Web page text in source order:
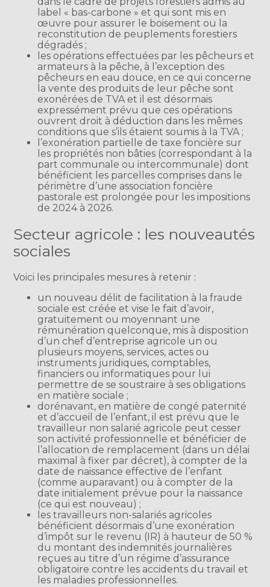
label « bas-carbone » et qui sont mis en
œuvre pour assurer le boisement ou la
reconstitution de peuplements forestiers
dégradés ;
les opérations effectuées par les pêcheurs et
armateurs à la pêche, à l’exception des
pêcheurs en eau douce, en ce qui concerne
la vente des produits de leur pêche sont
exonérées de TVA et il est désormais
expressément prévu que ces opérations
ouvrent droit à déduction dans les mêmes
conditions que s’ils étaient soumis à la TVA ;
l’exonération partielle de taxe foncière sur
les propriétés non bâties (correspondant à la
part communale ou intercommunale) dont
bénéficient les parcelles comprises dans le
périmètre d’une association foncière
pastorale est prolongée pour les impositions
de 2024 à 2026.
Secteur agricole : les nouveautés
sociales
Voici les principales mesures à retenir :
un nouveau délit de facilitation à la fraude
sociale est créée et vise le fait d’avoir,
gratuitement ou moyennant une
rémunération quelconque, mis à disposition
d’un chef d’entreprise agricole un ou
plusieurs moyens, services, actes ou
instruments juridiques, comptables,
financiers ou informatiques pour lui
permettre de se soustraire à ses obligations
en matière sociale ;
dorénavant, en matière de congé paternité
et d’accueil de l’enfant, il est prévu que le
travailleur non salarié agricole peut cesser
son activité professionnelle et bénéficier de
l’allocation de remplacement (dans un délai
maximal à fixer par décret), à compter de la
date de naissance effective de l’enfant
(comme auparavant) ou à compter de la
date initialement prévue pour la naissance
(ce qui est nouveau) ;
les travailleurs non-salariés agricoles
bénéficient désormais d’une exonération
d’impôt sur le revenu (IR) à hauteur de 50 %
du montant des indemnités journalières
reçues au titre d’un régime d’assurance
obligatoire contre les accidents du travail et
les maladies professionnelles.